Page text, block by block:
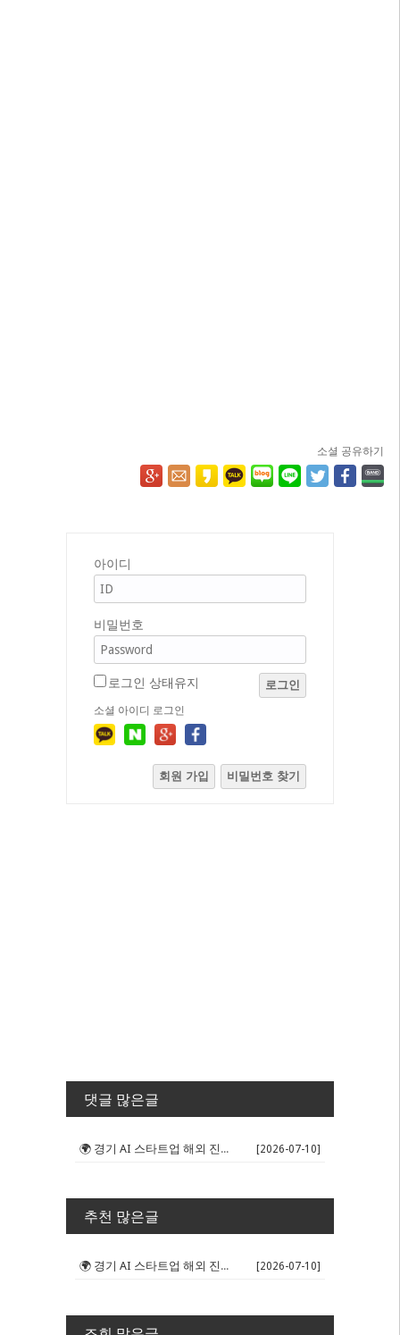
소셜 공유하기
아이디
비밀번호
로그인 상태유지 로그인
소셜 아이디 로그인
회원 가입 비밀번호 찾기
댓글 많은글
🌍 경기 AI 스타트업 해외 진출 판... [2026-07-10]
추천 많은글
🌍 경기 AI 스타트업 해외 진출 판... [2026-07-10]